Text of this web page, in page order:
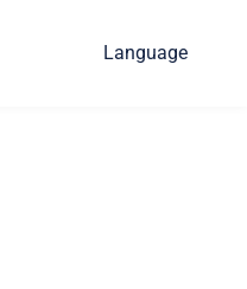
Language